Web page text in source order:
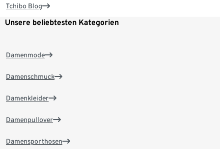
Tchibo Blog
Unsere beliebtesten Kategorien
Damenmode
Damenschmuck
Damenkleider
Damenpullover
Damensporthosen